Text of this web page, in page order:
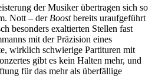
der Musiker übertragen sich so
Nott – der Boostbereits uraufgeführt
besonders exaltierten Stellen fast
mit der Präzision eines
wirklich schwierige Partituren mit
gibt es kein Halten mehr, und
für das mehr als überfällige